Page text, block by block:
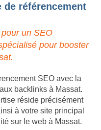
de référencement
un SEO
pour booster
SEO avec la
backlinks à Massat.
réside précisément
à votre site principal
sur le web à Massat.